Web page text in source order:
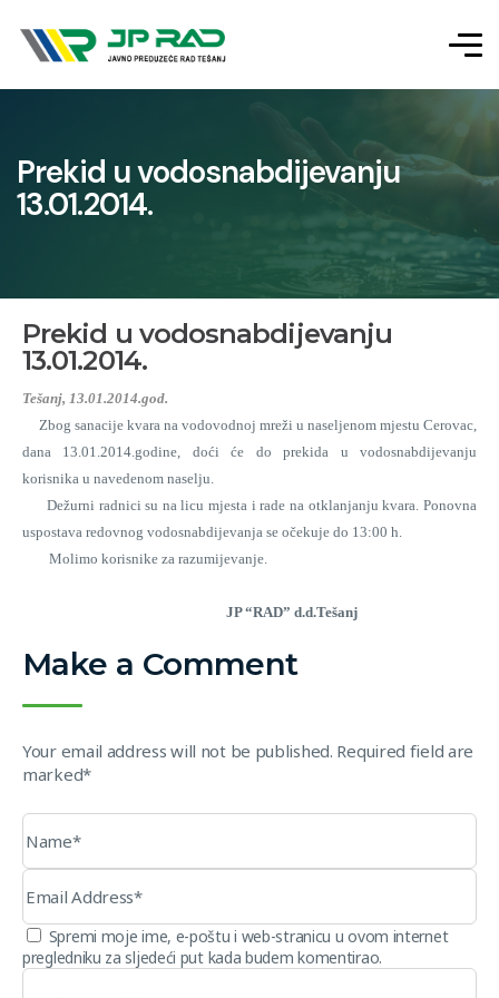
Prekid u vodosnabdijevanju
13.01.2014.
Prekid u vodosnabdijevanju
13.01.2014.
Tešanj, 13.01.2014.god.
Zbog sanacije kvara na vodovodnoj mreži u naseljenom mjestu Cerovac,
dana 13.01.2014.godine, doći će do prekida u vodosnabdijevanju
korisnika u navedenom naselju.
Dežurni radnici su na licu mjesta i rade na otklanjanju kvara. Ponovna
uspostava redovnog vodosnabdijevanja se očekuje do 13:00 h.
Molimo korisnike za razumijevanje.
JP “RAD” d.d.Tešanj
Make a Comment
Your email address will not be published. Required field are
marked*
Spremi moje ime, e-poštu i web-stranicu u ovom internet
pregledniku za sljedeći put kada budem komentirao.